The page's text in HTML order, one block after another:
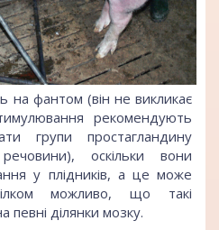
на фантом (він не викликає
рекомендують
групи простагландину
речовини), оскільки вони
у плідників, а це може
можливо, що такі
певні ділянки мозку.